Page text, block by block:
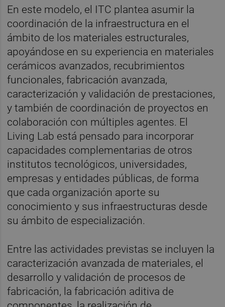
En este modelo, el ITC plantea asumir la
coordinación de la infraestructura en el
ámbito de los materiales estructurales,
apoyándose en su experiencia en materiales
cerámicos avanzados, recubrimientos
funcionales, fabricación avanzada,
caracterización y validación de prestaciones,
y también de coordinación de proyectos en
colaboración con múltiples agentes. El
Living Lab está pensado para incorporar
capacidades complementarias de otros
institutos tecnológicos, universidades,
empresas y entidades públicas, de forma
que cada organización aporte su
conocimiento y sus infraestructuras desde
su ámbito de especialización.
Entre las actividades previstas se incluyen la
caracterización avanzada de materiales, el
desarrollo y validación de procesos de
fabricación, la fabricación aditiva de